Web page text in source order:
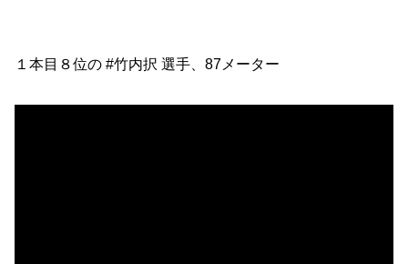
１本目８位の #竹内択 選手、87メーター